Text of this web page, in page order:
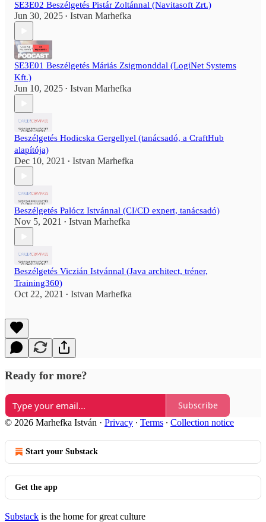
SE3E02 Beszélgetés Pistár Zoltánnal (Navitasoft Zrt.)
Jun 30, 2025 • Istvan Marhefka
SE3E01 Beszélgetés Máriás Zsigmonddal (LogiNet Systems
Kft.)
Jun 10, 2025 • Istvan Marhefka
Beszélgetés Hodicska Gergellyel (tanácsadó, a CraftHub
alapítója)
Dec 10, 2021 • Istvan Marhefka
Beszélgetés Palócz Istvánnal (CI/CD expert, tanácsadó)
Nov 5, 2021 • Istvan Marhefka
Beszélgetés Viczián Istvánnal (Java architect, tréner,
Training360)
Oct 22, 2021 • Istvan Marhefka
Ready for more?
Subscribe
© 2026 Marhefka István · Privacy ∙ Terms ∙ Collection notice
Start your Substack
Get the app
Substack is the home for great culture